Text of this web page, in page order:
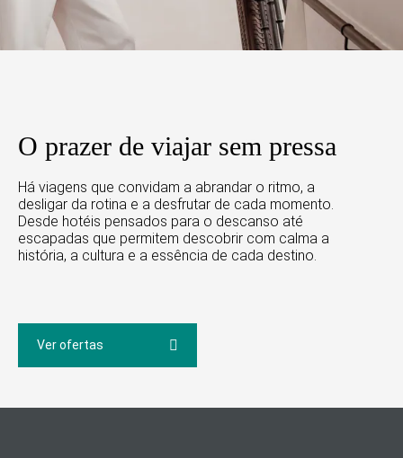
O prazer de viajar sem pressa
Há viagens que convidam a abrandar o ritmo, a
desligar da rotina e a desfrutar de cada momento.
Desde hotéis pensados para o descanso até
escapadas que permitem descobrir com calma a
história, a cultura e a essência de cada destino.
Ver ofertas